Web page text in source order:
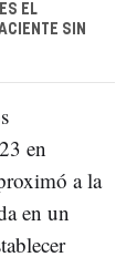
EL
SIN
en
a la
en un